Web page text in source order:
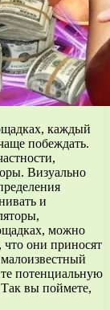
каждый
побеждать.
Визуально
и
можно
что они приносят
потенциальную
Так вы поймете,